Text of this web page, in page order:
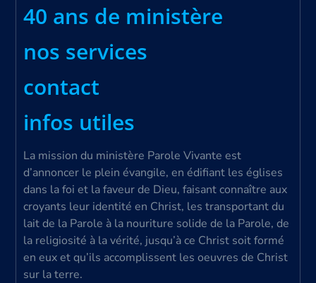
40 ans de ministère
nos services
contact
infos utiles
La mission du ministère Parole Vivante est
d’annoncer le plein évangile, en édifiant les églises
dans la foi et la faveur de Dieu, faisant connaître aux
croyants leur identité en Christ, les transportant du
lait de la Parole à la nouriture solide de la Parole, de
la religiosité à la vérité, jusqu’à ce Christ soit formé
en eux et qu’ils accomplissent les oeuvres de Christ
sur la terre.